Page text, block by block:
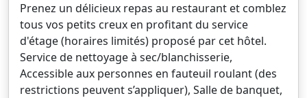
Prenez un délicieux repas au restaurant et comblez
tous vos petits creux en profitant du service
d'étage (horaires limités) proposé par cet hôtel.
Service de nettoyage à sec/blanchisserie,
Accessible aux personnes en fauteuil roulant (des
restrictions peuvent s’appliquer), Salle de banquet,